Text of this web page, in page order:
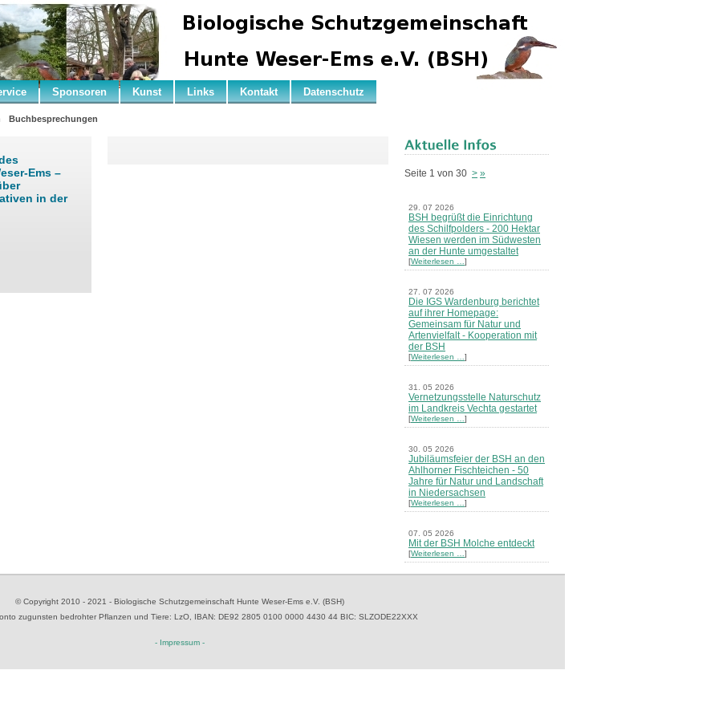
Sponsoren Kunst Links Kontakt Datenschutz
Buchbesprechungen
Ems –
in der
Seite 1 von 30 > »
29. 07 2026
BSH begrüßt die Einrichtung
des Schilfpolders - 200 Hektar
Wiesen werden im Südwesten
an der Hunte umgestaltet
[Weiterlesen … ]
27. 07 2026
Die IGS Wardenburg berichtet
auf ihrer Homepage:
Gemeinsam für Natur und
Artenvielfalt - Kooperation mit
der BSH
[Weiterlesen … ]
31. 05 2026
Vernetzungsstelle Naturschutz
im Landkreis Vechta gestartet
[Weiterlesen … ]
30. 05 2026
Jubiläumsfeier der BSH an den
Ahlhorner Fischteichen - 50
Jahre für Natur und Landschaft
in Niedersachsen
[Weiterlesen … ]
07. 05 2026
Mit der BSH Molche entdeckt
[Weiterlesen … ]
[Weiterlesen …
© Copyright 2010 - 2021 - Biologische Schutzgemeinschaft Hunte Weser-Ems e.V. (BSH)
zugunsten bedrohter Pflanzen und Tiere: LzO, IBAN: DE92 2805 0100 0000 4430 44 BIC: SLZODE22XXX
- Impressum -